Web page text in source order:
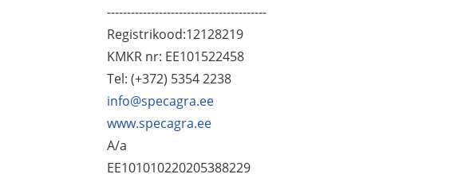
----------------------------------------
Registrikood:12128219
KMKR nr: EE101522458
Tel: (+372) 5354 2238
info@specagra.ee
www.specagra.ee
A/a
EE101010220205388229